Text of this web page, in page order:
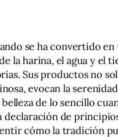
se ha convertido
la harina, el agua y el
Sus productos no
evocan la
de lo sencillo
declaración de
cómo la tradición